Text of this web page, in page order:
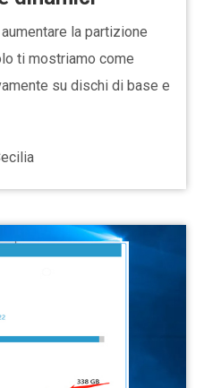
la partizione
ti mostriamo come
su dischi di base e